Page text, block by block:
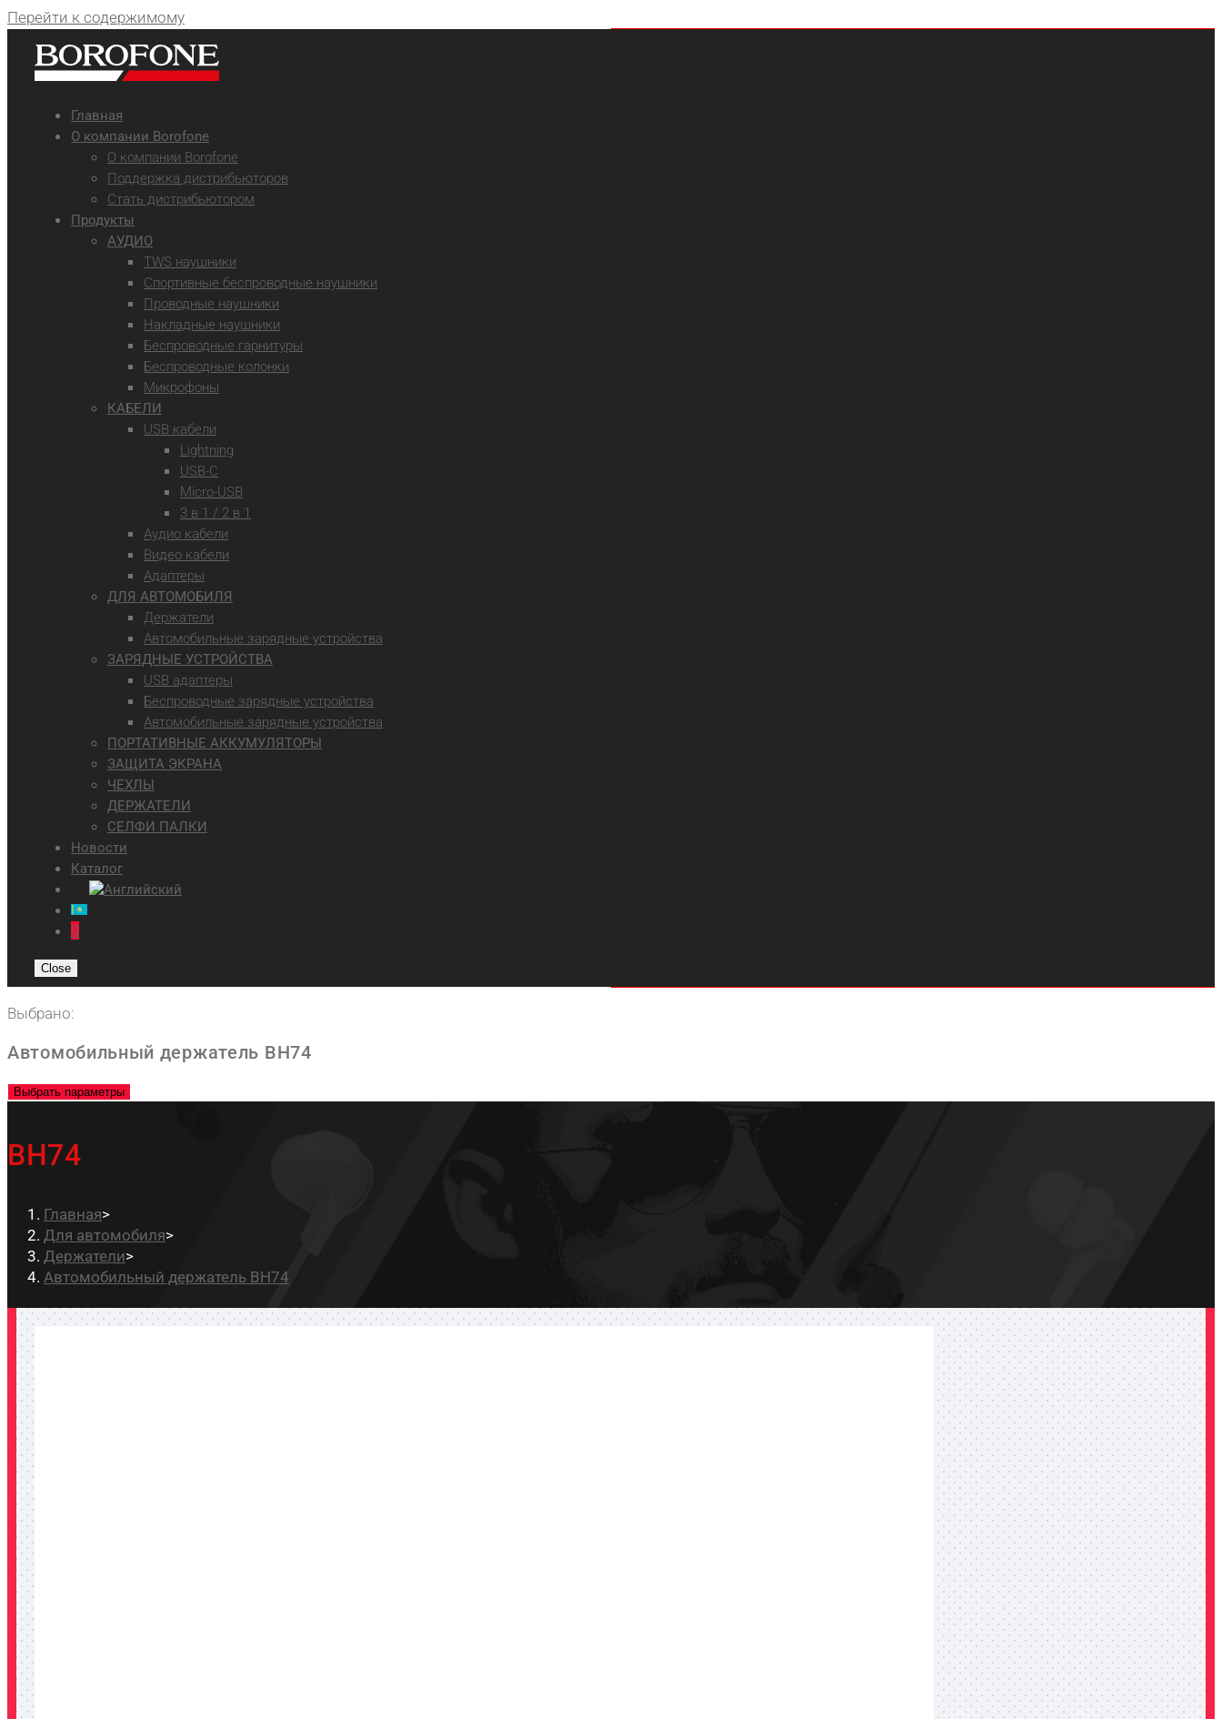
Перейти к содержимому
Главная
О компании Borofone
О компании Borofone
Поддержка дистрибьюторов
Стать дистрибьютором
Продукты
АУДИО
TWS наушники
Спортивные беспроводные наушники
Проводные наушники
Накладные наушники
Беспроводные гарнитуры
Беспроводные колонки
Микрофоны
КАБЕЛИ
USB кабели
Lightning
USB-C
Micro-USB
3 в 1 / 2 в 1
Аудио кабели
Видео кабели
Адаптеры
ДЛЯ АВТОМОБИЛЯ
Держатели
Автомобильные зарядные устройства
ЗАРЯДНЫЕ УСТРОЙСТВА
USB адаптеры
Беспроводные зарядные устройства
Автомобильные зарядные устройства
ПОРТАТИВНЫЕ АККУМУЛЯТОРЫ
ЗАЩИТА ЭКРАНА
ЧЕХЛЫ
ДЕРЖАТЕЛИ
СЕЛФИ ПАЛКИ
Новости
Каталог
0
Close
Выбрано:
Автомобильный держатель BH74
Выбрать параметры
BH74
Главная>
Для автомобиля>
Держатели>
Автомобильный держатель BH74